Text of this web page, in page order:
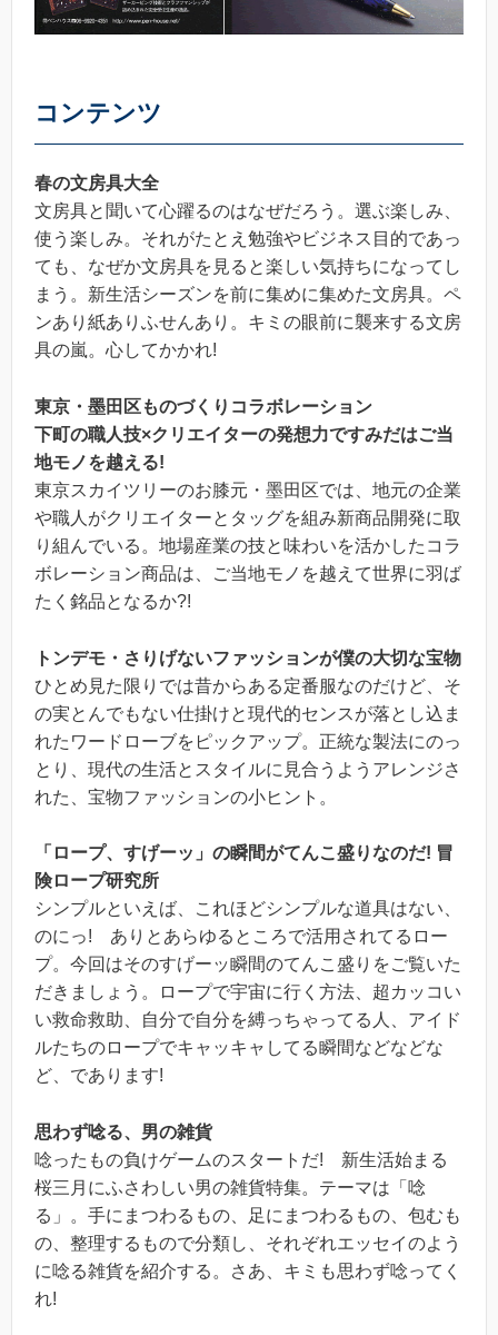
コンテンツ
春の文房具大全
文房具と聞いて心躍るのはなぜだろう。選ぶ楽しみ、
使う楽しみ。それがたとえ勉強やビジネス目的であっ
ても、なぜか文房具を見ると楽しい気持ちになってし
まう。新生活シーズンを前に集めに集めた文房具。ペ
ンあり紙ありふせんあり。キミの眼前に襲来する文房
具の嵐。心してかかれ!
東京・墨田区ものづくりコラボレーション
下町の職人技×クリエイターの発想力ですみだはご当
地モノを越える!
東京スカイツリーのお膝元・墨田区では、地元の企業
や職人がクリエイターとタッグを組み新商品開発に取
り組んでいる。地場産業の技と味わいを活かしたコラ
ボレーション商品は、ご当地モノを越えて世界に羽ば
たく銘品となるか?!
トンデモ・さりげないファッションが僕の大切な宝物
ひとめ見た限りでは昔からある定番服なのだけど、そ
の実とんでもない仕掛けと現代的センスが落とし込ま
れたワードローブをピックアップ。正統な製法にのっ
とり、現代の生活とスタイルに見合うようアレンジさ
れた、宝物ファッションの小ヒント。
「ロープ、すげーッ」の瞬間がてんこ盛りなのだ! 冒
険ロープ研究所
シンプルといえば、これほどシンプルな道具はない、
のにっ! ありとあらゆるところで活用されてるロー
プ。今回はそのすげーッ瞬間のてんこ盛りをご覧いた
だきましょう。ロープで宇宙に行く方法、超カッコい
い救命救助、自分で自分を縛っちゃってる人、アイド
ルたちのロープでキャッキャしてる瞬間などなどな
ど、であります!
思わず唸る、男の雑貨
唸ったもの負けゲームのスタートだ! 新生活始まる
桜三月にふさわしい男の雑貨特集。テーマは「唸
る」。手にまつわるもの、足にまつわるもの、包むも
の、整理するもので分類し、それぞれエッセイのよう
に唸る雑貨を紹介する。さあ、キミも思わず唸ってく
れ!